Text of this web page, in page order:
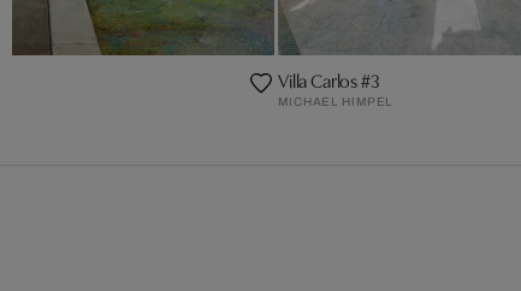
Villa Carlos #3
MICHAEL HIMPEL